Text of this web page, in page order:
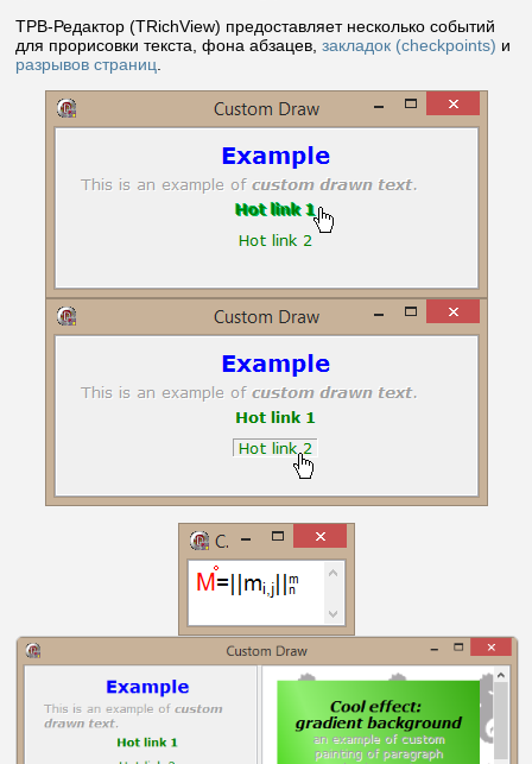
ТРВ-Редактор (TRichView) предоставляет несколько событий
для прорисовки текста, фона абзацев, закладок (checkpoints) и
разрывов страниц